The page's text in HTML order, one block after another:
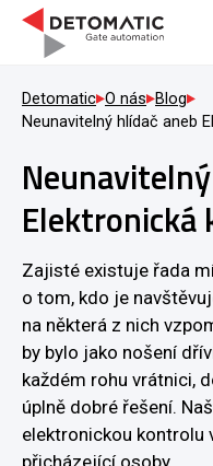
Detomatic O nás
Blog
Neunavitelný hlídač aneb
Zajisté existuje řada
o tom, kdo je
na některá z nich
by bylo jako nošení
každém rohu vrátnici,
úplně dobré řešení.
elektronickou kontrolu